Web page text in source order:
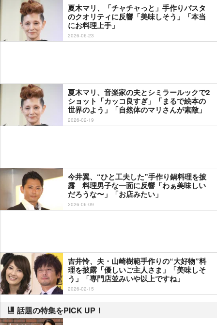
夏木マリ、「チャチャっと」手作りパスタ
のクオリティに反響「美味しそう」「本当
にお料理上手」
2026-06-23
夏木マリ、音楽家の夫とシミラールックで2
ショット「カッコ良すぎ」「まるで絵本の
世界のよう」「自然体のマリさんが素敵」
2026-02-19
今井翼、“ひと工夫した”手作り鍋料理を披
露 料理男子な一面に反響「わぁ美味しい
だろうな〜」「お店みたい」
2026-06-09
吉井怜、夫・山崎樹範手作りの“大好物”料
理を披露「優しいご主人さま」「美味しそ
う」「専門店並みいや以上ですね」
2026-02-15
話題の特集をPICK UP！